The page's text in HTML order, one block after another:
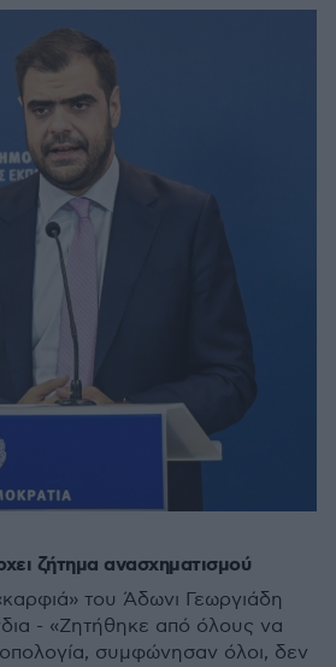
ζήτημα ανασχηματισμού
του Άδωνι Γεωργιάδη
- «Ζητήθηκε από όλους να
συμφώνησαν όλοι, δεν